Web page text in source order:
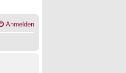
Anmelden